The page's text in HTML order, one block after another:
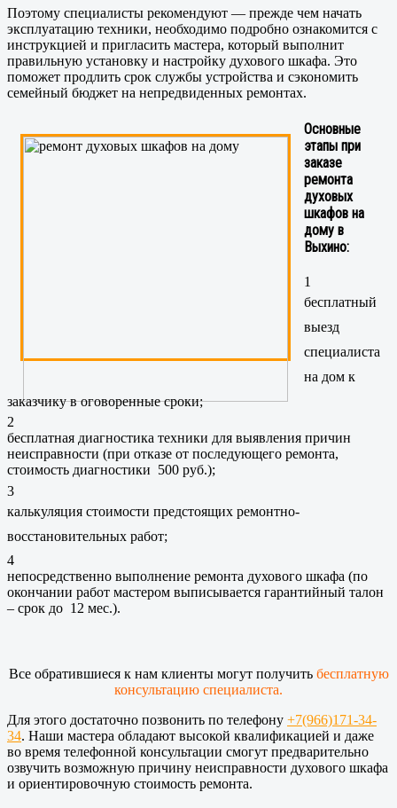
Поэтому специалисты рекомендуют — прежде чем начать
эксплуатацию техники, необходимо подробно ознакомится с
инструкцией и пригласить мастера, который выполнит
правильную установку и настройку духового шкафа. Это
поможет продлить срок службы устройства и сэкономить
семейный бюджет на непредвиденных ремонтах.
Основные
этапы при
заказе
ремонта
духовых
шкафов на
дому в
Выхино:
1
бесплатный
выезд
специалиста
на дом к
заказчику в оговоренные сроки;
2
бесплатная диагностика техники для выявления причин
неисправности (при отказе от последующего ремонта,
стоимость диагностики 500 руб.);
3
калькуляция стоимости предстоящих ремонтно-
восстановительных работ;
4
непосредственно выполнение ремонта духового шкафа (по
окончании работ мастером выписывается гарантийный талон
– срок до 12 мес.).
Все обратившиеся к нам клиенты могут получить бесплатную
консультацию специалиста.
Для этого достаточно позвонить по телефону +7(966)171-34-
34. Наши мастера обладают высокой квалификацией и даже
во время телефонной консультации смогут предварительно
озвучить возможную причину неисправности духового шкафа
и ориентировочную стоимость ремонта.